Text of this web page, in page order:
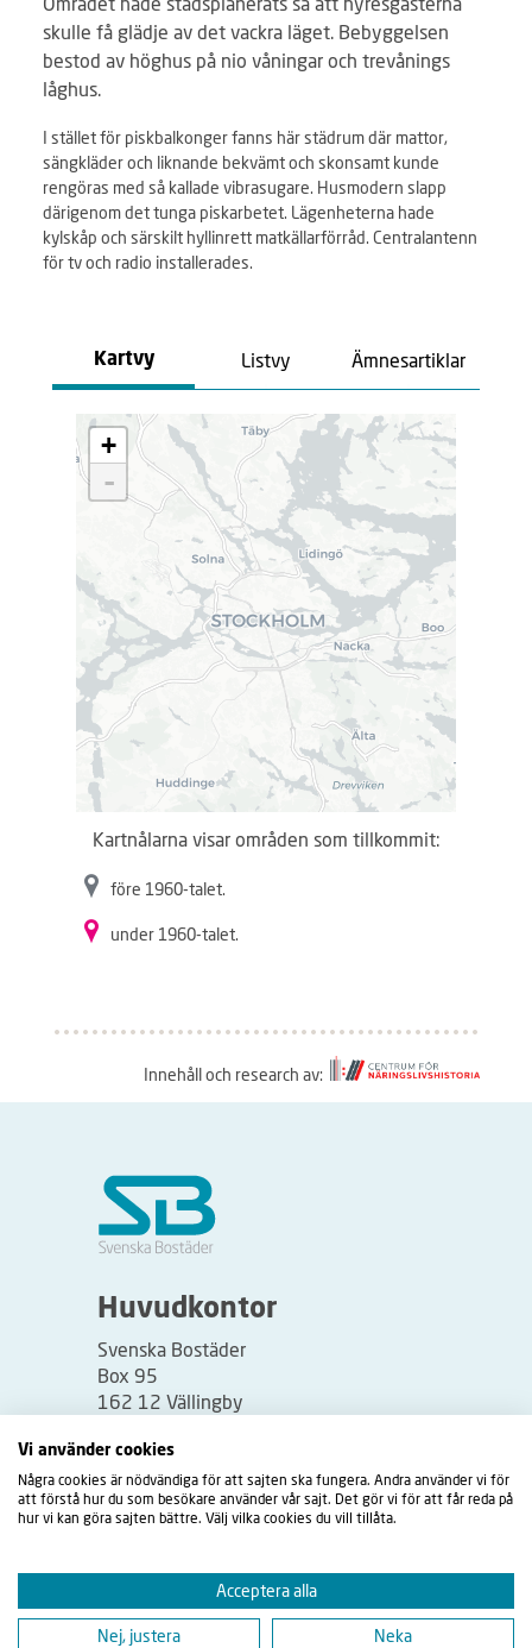
skulle få glädje av det vackra läget. Bebyggelsen
bestod av höghus på nio våningar och trevånings
låghus.
I stället för piskbalkonger fanns här städrum där mattor,
sängkläder och liknande bekvämt och skonsamt kunde
rengöras med så kallade vibrasugare. Husmodern slapp
därigenom det tunga piskarbetet. Lägenheterna hade
kylskåp och särskilt hyllinrett matkällarförråd. Centralantenn
för tv och radio installerades.
Kartvy Listvy Ämnesartiklar
a
.
.
+
-
Kartnålarna visar områden som tillkommit:
före 1960-talet.
under 1960-talet.
Innehåll och research av:
a
r
t
d
s
Huvudkontor
Svenska Bostäder
Box 95
162 12 Vällingby
Besöksadress:
Vällingbyplan 2
Vi använder cookies
Några cookies är nödvändiga för att sajten ska fungera. Andra använder vi för
att förstå hur du som besökare använder vår sajt. Det gör vi för att får reda på
hur vi kan göra sajten bättre. Välj vilka cookies du vill tillåta.
Acceptera alla
Nej, justera Neka